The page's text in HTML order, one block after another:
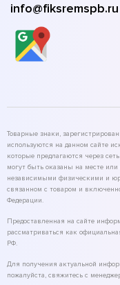
info@fiksremspb.ru
Товарные знаки,
используются на данном сайте
которые предлагаются через
могут быть оказаны на месте
независимыми физическими и
связанном с товаром и
Федерации.
Предоставленная на сайте
рассматриваться как
РФ.
Для получения актуальной
пожалуйста, свяжитесь с